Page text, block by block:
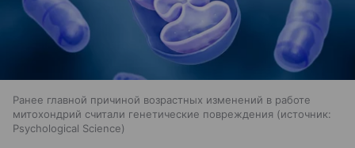
Ранее главной причиной возрастных изменений в работе
митохондрий считали генетические повреждения
источник:
Psychological Science